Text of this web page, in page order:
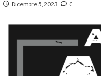
Dicembre 5, 2023 0